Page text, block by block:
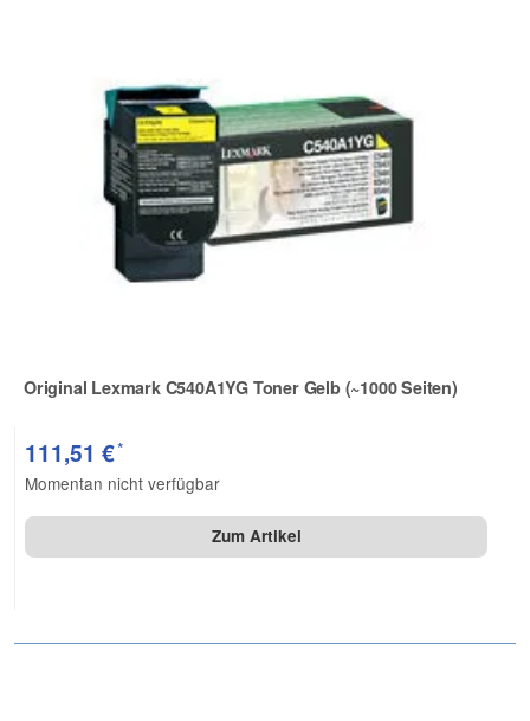
Original Lexmark C540A1YG Toner Gelb (~1000 Seiten)
Zur Artikelbewertung
111,51 €*
Momentan nicht verfügbar
Zum Artikel